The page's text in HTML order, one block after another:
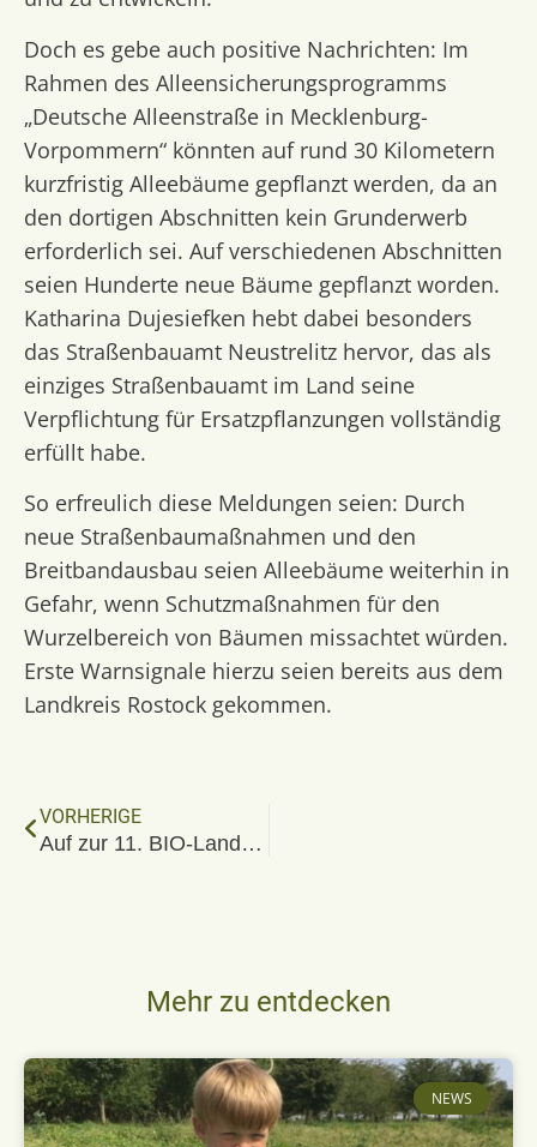
Doch es gebe auch positive Nachrichten: Im
Rahmen des Alleensicherungsprogramms
„Deutsche Alleenstraße in Mecklenburg-
Vorpommern“ könnten auf rund 30 Kilometern
kurzfristig Alleebäume gepflanzt werden, da an
den dortigen Abschnitten kein Grunderwerb
erforderlich sei. Auf verschiedenen Abschnitten
seien Hunderte neue Bäume gepflanzt worden.
Katharina Dujesiefken hebt dabei besonders
das Straßenbauamt Neustrelitz hervor, das als
einziges Straßenbauamt im Land seine
Verpflichtung für Ersatzpflanzungen vollständig
erfüllt habe.
So erfreulich diese Meldungen seien: Durch
neue Straßenbaumaßnahmen und den
Breitbandausbau seien Alleebäume weiterhin in
Gefahr, wenn Schutzmaßnahmen für den
Wurzelbereich von Bäumen missachtet würden.
Erste Warnsignale hierzu seien bereits aus dem
Landkreis Rostock gekommen.
VORHERIGE
Auf zur 11. BIO-Landpartie!
Mehr zu entdecken
NEWS